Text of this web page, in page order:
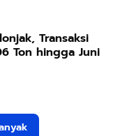
Transaksi
Ton hingga Juni